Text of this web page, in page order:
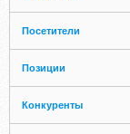
Посетители
Позиции
Конкуренты